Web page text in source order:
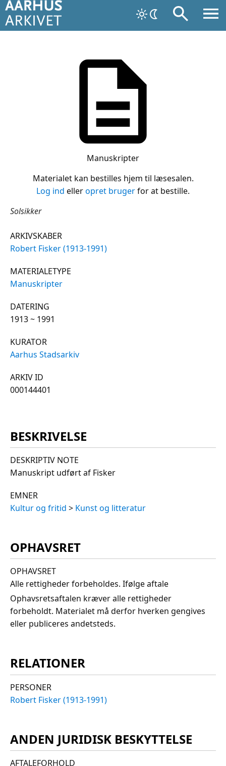
Manuskripter
Materialet kan bestilles hjem til læsesalen.
Log ind elleropret brugerfor at bestille.
Solsikker
ARKIVSKABER
Robert Fisker (1913-1991)
MATERIALETYPE
Manuskripter
DATERING
1913 ~ 1991
KURATOR
Aarhus Stadsarkiv
ARKIV ID
000144401
BESKRIVELSE
DESKRIPTIV NOTE
Manuskript udført af Fisker
EMNER
Kultur og fritid > Kunst og litteratur
OPHAVSRET
OPHAVSRET
Alle rettigheder forbeholdes. Ifølge aftale
Ophavsretsaftalen kræver alle rettigheder
forbeholdt. Materialet må derfor hverken gengives
eller publiceres andetsteds.
RELATIONER
PERSONER
Robert Fisker (1913-1991)
ANDEN JURIDISK BESKYTTELSE
AFTALEFORHOLD